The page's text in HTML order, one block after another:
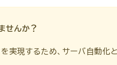
せんか？
実現するため、サーバ自動化